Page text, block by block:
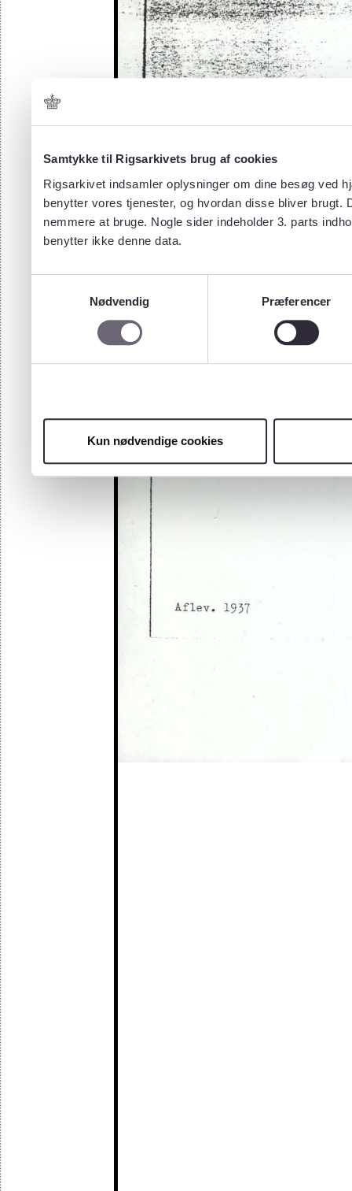
Samtykke til Rigsarkivets brug af cookies
Rigsarkivet indsamler oplysninger om dine besøg ved
benytter vores tjenester, og hvordan disse bliver
nemmere at bruge. Nogle sider indeholder 3. parts
benytter ikke denne data.
Nødvendig
Præferencer
Kun nødvendige cookies